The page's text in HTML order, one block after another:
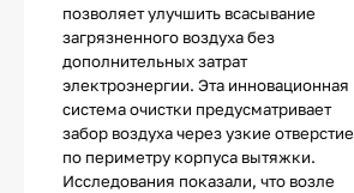
позволяет улучшить всасывание
загрязненного воздуха без
дополнительных затрат
электроэнергии. Эта инновационная
система очистки предусматривает
забор воздуха через узкие отверстие
по периметру корпуса вытяжки.
Исследования показали, что возле